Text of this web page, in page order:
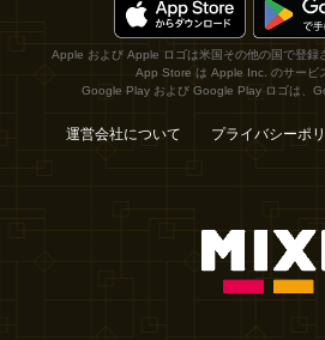
Apple および Apple ロゴは米国その他の国で登録
App Store は Apple Inc. のサービ
Google Play および Google Play ロゴは、
運営会社について プライバシーポ